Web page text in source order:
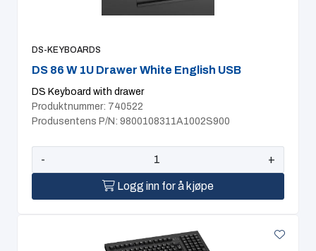
DS-KEYBOARDS
DS 86 W 1U Drawer White English USB
DS Keyboard with drawer
Produktnummer: 740522
Produsentens P/N: 9800108311A1002S900
- +
Logg inn for å kjøpe